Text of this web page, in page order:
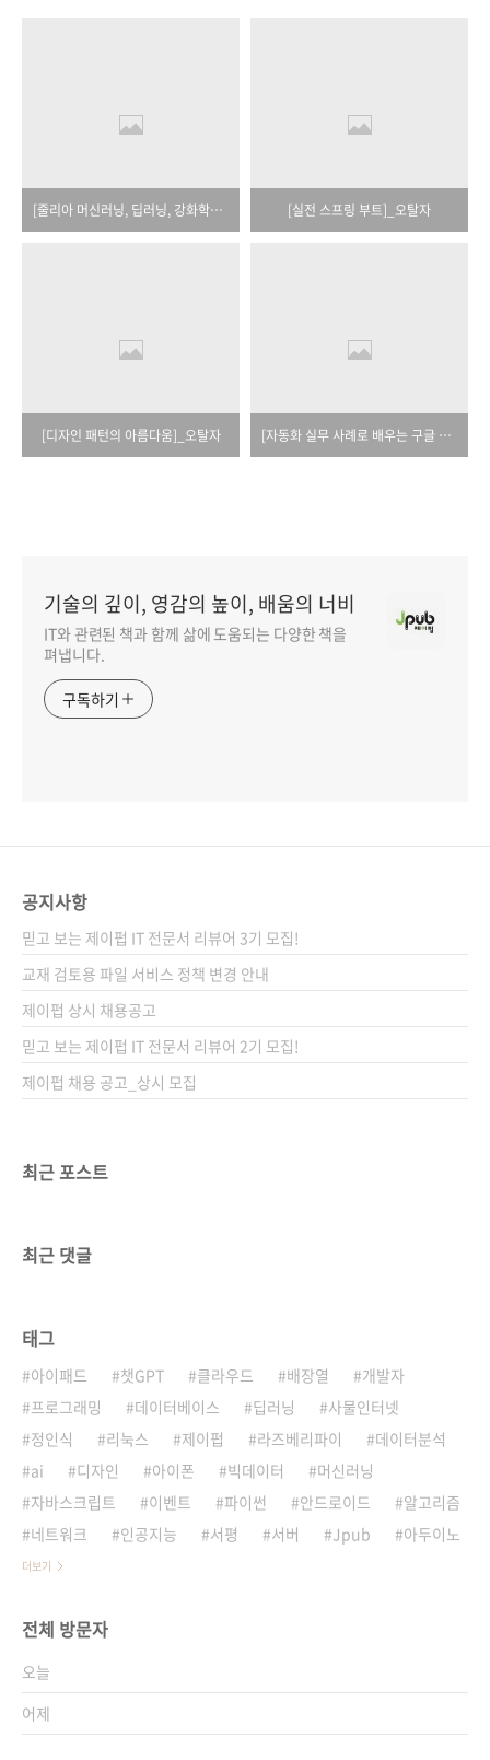
[줄리아 머신러닝, 딥러닝, 강화학습]_오탈자 [실전 스프링 부트]_오탈자
[디자인 패턴의 아름다움]_오탈자 [자동화 실무 사례로 배우는 구글 앱스 스크립트]_오탈자
기술의 깊이, 영감의 높이, 배움의 너비
IT와 관련된 책과 함께 삶에 도움되는 다양한 책을
펴냅니다.
구독하기
공지사항
믿고 보는 제이펍 IT 전문서 리뷰어 3기 모집!
교재 검토용 파일 서비스 정책 변경 안내
제이펍 상시 채용공고
믿고 보는 제이펍 IT 전문서 리뷰어 2기 모집!
제이펍 채용 공고_상시 모집
최근 포스트
최근 댓글
태그
아이패드 챗GPT 클라우드 배장열
개발자
프로그래밍
데이터베이스 딥러닝
사물인터넷
정인식
리눅스 제이펍 라즈베리파이
데이터분석
ai
디자인 아이폰 빅데이터
머신러닝
자바스크립트
이벤트 파이썬 안드로이드
알고리즘
네트워크
인공지능 서평 서버 Jpub 아두이노
더보기
전체 방문자
오늘
어제